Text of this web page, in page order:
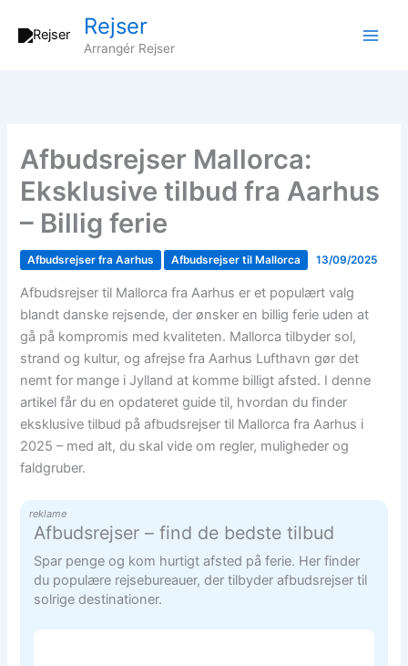
Rejser
Arrangér Rejser
Afbudsrejser Mallorca:
Eksklusive tilbud fra Aarhus
– Billig ferie
Afbudsrejser fra Aarhus Afbudsrejser til Mallorca 13/09/2025
Afbudsrejser til Mallorca fra Aarhus er et populært valg
blandt danske rejsende, der ønsker en billig ferie uden at
gå på kompromis med kvaliteten. Mallorca tilbyder sol,
strand og kultur, og afrejse fra Aarhus Lufthavn gør det
nemt for mange i Jylland at komme billigt afsted. I denne
artikel får du en opdateret guide til, hvordan du finder
eksklusive tilbud på afbudsrejser til Mallorca fra Aarhus i
2025 – med alt, du skal vide om regler, muligheder og
faldgruber.
reklame
Afbudsrejser – find de bedste tilbud
Spar penge og kom hurtigt afsted på ferie. Her finder
du populære rejsebureauer, der tilbyder afbudsrejser til
solrige destinationer.